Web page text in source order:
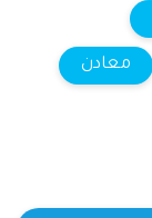
معادن